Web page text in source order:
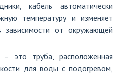
кабель автоматически
температуру и изменяет
зависимости от окружающей
– это труба, расположенная
для воды с подогревом,